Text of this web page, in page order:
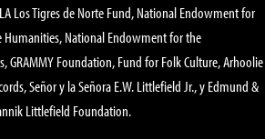
Los Tigres de Norte Fund, National Endowment for
Humanities, National Endowment for the
GRAMMY Foundation, Fund for Folk Culture, Arhoolie
Señor y la Señora E.W. Littlefield Jr., y Edmund &
Littlefield Foundation.